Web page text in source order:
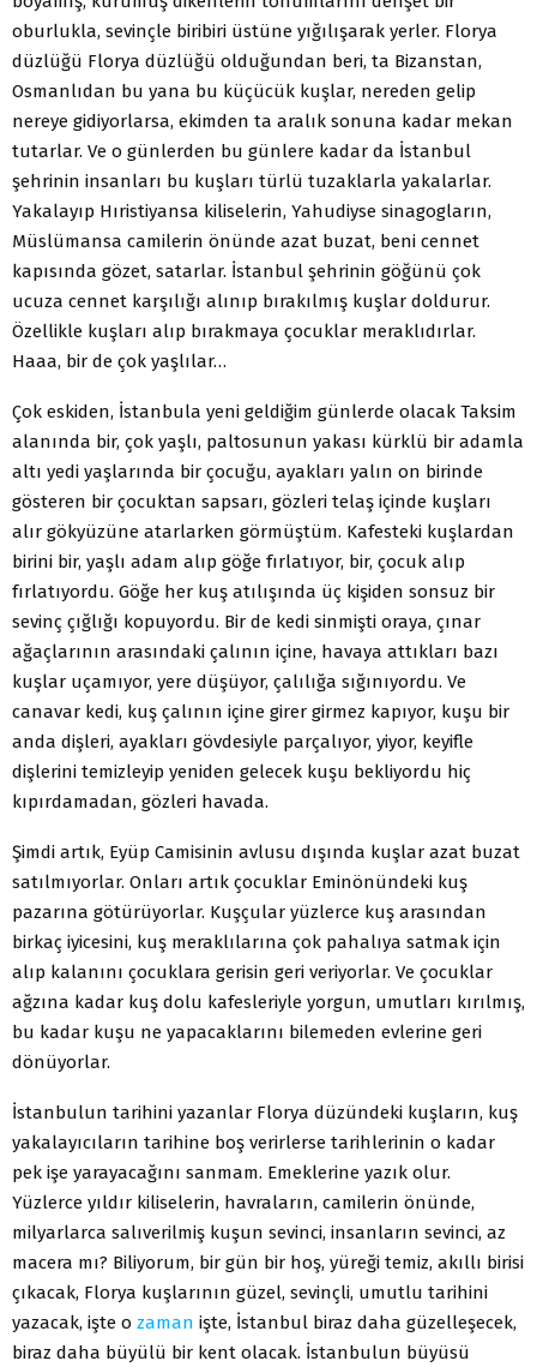
oburlukla, sevinçle biribiri üstüne yığılışarak yerler. Florya
düzlüğü Florya düzlüğü olduğundan beri, ta Bizanstan,
Osmanlıdan bu yana bu küçücük kuşlar, nereden gelip
nereye gidiyorlarsa, ekimden ta aralık sonuna kadar mekan
tutarlar. Ve o günlerden bu günlere kadar da İstanbul
şehrinin insanları bu kuşları türlü tuzaklarla yakalarlar.
Yakalayıp Hıristiyansa kiliselerin, Yahudiyse sinagogların,
Müslümansa camilerin önünde azat buzat, beni cennet
kapısında gözet, satarlar. İstanbul şehrinin göğünü çok
ucuza cennet karşılığı alınıp bırakılmış kuşlar doldurur.
Özellikle kuşları alıp bırakmaya çocuklar meraklıdırlar.
Haaa, bir de çok yaşlılar…
Çok eskiden, İstanbula yeni geldiğim günlerde olacak Taksim
alanında bir, çok yaşlı, paltosunun yakası kürklü bir adamla
altı yedi yaşlarında bir çocuğu, ayakları yalın on birinde
gösteren bir çocuktan sapsarı, gözleri telaş içinde kuşları
alır gökyüzüne atarlarken görmüştüm. Kafesteki kuşlardan
birini bir, yaşlı adam alıp göğe fırlatıyor, bir, çocuk alıp
fırlatıyordu. Göğe her kuş atılışında üç kişiden sonsuz bir
sevinç çığlığı kopuyordu. Bir de kedi sinmişti oraya, çınar
ağaçlarının arasındaki çalının içine, havaya attıkları bazı
kuşlar uçamıyor, yere düşüyor, çalılığa sığınıyordu. Ve
canavar kedi, kuş çalının içine girer girmez kapıyor, kuşu bir
anda dişleri, ayakları gövdesiyle parçalıyor, yiyor, keyifle
dişlerini temizleyip yeniden gelecek kuşu bekliyordu hiç
kıpırdamadan, gözleri havada.
Şimdi artık, Eyüp Camisinin avlusu dışında kuşlar azat buzat
satılmıyorlar. Onları artık çocuklar Eminönündeki kuş
pazarına götürüyorlar. Kuşçular yüzlerce kuş arasından
birkaç iyicesini, kuş meraklılarına çok pahalıya satmak için
alıp kalanını çocuklara gerisin geri veriyorlar. Ve çocuklar
ağzına kadar kuş dolu kafesleriyle yorgun, umutları kırılmış,
bu kadar kuşu ne yapacaklarını bilemeden evlerine geri
dönüyorlar.
İstanbulun tarihini yazanlar Florya düzündeki kuşların, kuş
yakalayıcıların tarihine boş verirlerse tarihlerinin o kadar
pek işe yarayacağını sanmam. Emeklerine yazık olur.
Yüzlerce yıldır kiliselerin, havraların, camilerin önünde,
milyarlarca salıverilmiş kuşun sevinci, insanların sevinci, az
macera mı? Biliyorum, bir gün bir hoş, yüreği temiz, akıllı birisi
çıkacak, Florya kuşlarının güzel, sevinçli, umutlu tarihini
yazacak, işte o zaman işte, İstanbul biraz daha güzelleşecek,
biraz daha büyülü bir kent olacak. İstanbulun büyüsü